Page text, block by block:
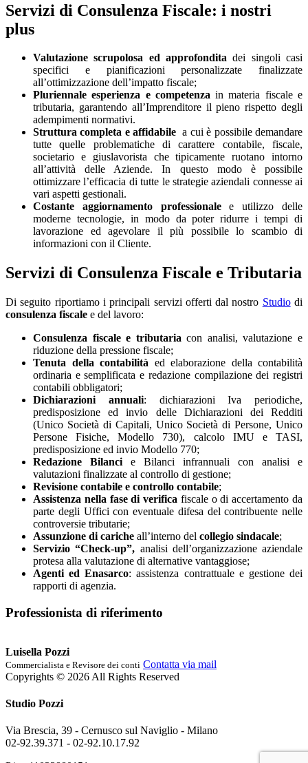
Servizi di Consulenza Fiscale: i nostri
plus
Valutazione scrupolosa ed approfondita dei singoli casi
specifici e pianificazioni personalizzate finalizzate
all’ottimizzazione dell’impatto fiscale;
Pluriennale esperienza e competenzain materia fiscale e
tributaria, garantendo all’Imprenditore il pieno rispetto degli
adempimenti normativi.
Struttura completa e affidabile a cui è possibile demandare
tutte quelle problematiche di carattere contabile, fiscale,
societario e giuslavorista che tipicamente ruotano intorno
all’attività delle Aziende. In questo modo è possibile
ottimizzare l’efficacia di tutte le strategie aziendali connesse ai
vari aspetti gestionali.
Costante aggiornamento professionalee utilizzo delle
moderne tecnologie, in modo da poter ridurre i tempi di
lavorazione ed agevolare il più possibile lo scambio di
informazioni con il Cliente.
Servizi di Consulenza Fiscale e Tributaria
Di seguito riportiamo i principali servizi offerti dal nostro Studiodi
consulenza fiscale e del lavoro:
Consulenza fiscalee tributaria con analisi, valutazione e
riduzione della pressione fiscale;
Tenuta della contabilità ed elaborazione della contabilità
ordinaria e semplificata e redazione compilazione dei registri
contabili obbligatori;
Dichiarazioni annuali: dichiarazioni Iva periodiche,
predisposizione ed invio delle Dichiarazioni dei Redditi
(Unico Società di Capitali, Unico Società di Persone, Unico
Persone Fisiche, Modello 730), calcolo IMU e TASI,
predisposizione ed invio Modello 770;
Redazione Bilanci e Bilanci infrannuali con analisi e
valutazioni finalizzate al controllo di gestione;
Revisione contabile e controllo contabile;
Assistenza nella fase di verifica fiscale o di accertamento da
parte degli Uffici con eventuale difesa del contribuente nelle
controversie tributarie;
Assunzione di cariche all’interno del collegio sindacale;
Servizio “Check-up”, analisi dell’organizzazione aziendale
protesa alla valutazione di alternative vantaggiose;
Agenti ed Enasarco: assistenza contrattuale e gestione dei
rapporti di agenzia.
Professionista di riferimento
Luisella Pozzi
Commercialista e Revisore dei conti Contatta via mail
Copyrights © 2026 All Rights Reserved
Studio Pozzi
Via Brescia, 39 - Cernusco sul Naviglio - Milano
02-92.39.371 - 02-92.10.17.92